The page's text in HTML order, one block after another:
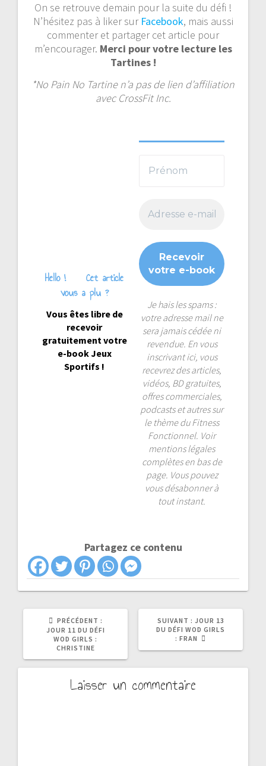
On se retrouve demain pour la suite du défi !
N’hésitez pas à liker sur Facebook, mais aussi
commenter et partager cet article pour
m’encourager. Merci pour votre lecture les
Tartines !
*No Pain No Tartine n’a pas de lien d’affiliation
avec CrossFit Inc.
Hello !
Cet article
vous a plu ?
Vous êtes libre de
recevoir
gratuitement votre
e-book Jeux
Sportifs !
Je hais les spams :
votre adresse mail ne
sera jamais cédée ni
revendue. En vous
inscrivant ici, vous
recevrez des articles,
vidéos, BD gratuites,
offres commerciales,
podcasts et autres sur
le thème du Fitness
Fonctionnel. Voir
mentions légales
complètes en bas de
page. Vous pouvez
vous désabonner à
tout instant.
Partagez ce contenu
PRÉCÉDENT :
PRÉCÉDENT
JOUR 11 DU DÉFI
WOD GIRLS :
CHRISTINE
SUIVANT : ARTICLE
SUIVANT
:
JOUR 13
DU DÉFI WOD GIRLS
: FRAN
Laisser un commentaire